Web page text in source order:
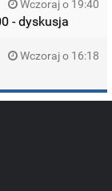
Wczoraj o 19:40
- dyskusja
Wczoraj o 16:18